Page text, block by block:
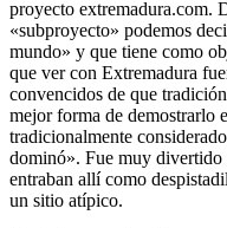
proyecto extremadura.com.
«subproyecto» podemos
mundo» y que tiene como
que ver con Extremadura
convencidos de que
mejor forma de demostrarlo
tradicionalmente
dominó». Fue muy divertido
entraban allí como
un sitio atípico.